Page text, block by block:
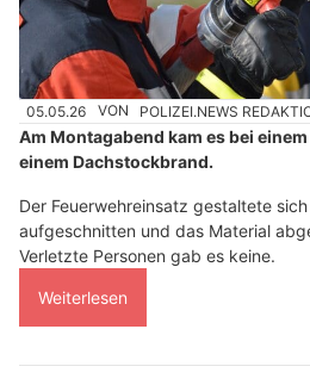
05.05.26 VON POLIZEI.NEWS
Am Montagabend kam es bei
einem Dachstockbrand.
Der Feuerwehreinsatz gestaltete
aufgeschnitten und das Material
Verletzte Personen gab es keine.
Weiterlesen